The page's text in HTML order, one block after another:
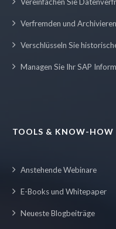
Vereinfachen Sie
Verfremden und
Verschlüsseln Sie
Managen Sie Ihr SAP
TOOLS & KNOW-HOW
Anstehende Webinare
E-Books und Whitepaper
Neueste Blogbeiträge